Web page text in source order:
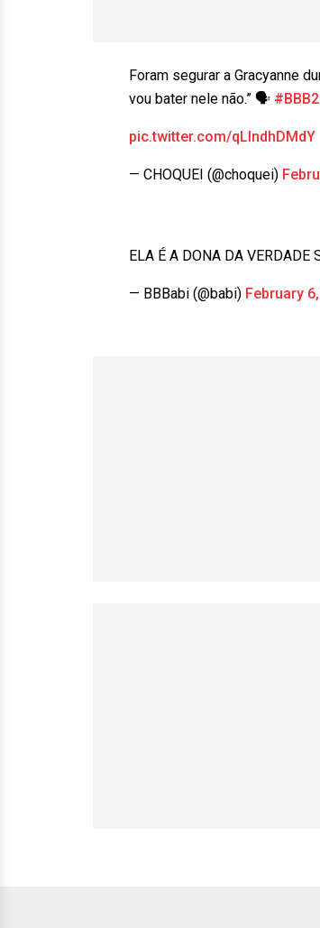
Foram segurar a Gracyanne
vou bater nele não.” 🗣️
pic.twitter.com/qLIndhDMdY
— CHOQUEI (@choquei)
ELA É A DONA DA VERDADE
— BBBabi (@babi) February